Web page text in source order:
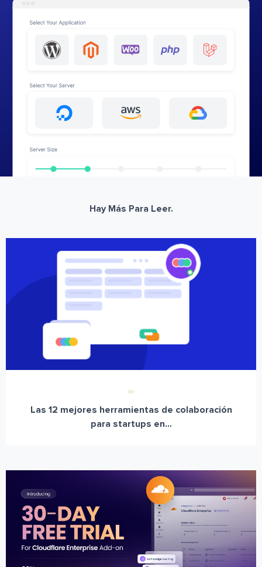
Hay Más Para Leer.
Las 12 mejores herramientas de colaboración
para startups en...